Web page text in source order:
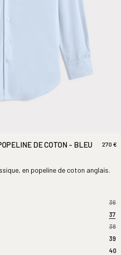
DE COTON - BLEU
270 €
en popeline de coton anglais.
36
37
38
39
40